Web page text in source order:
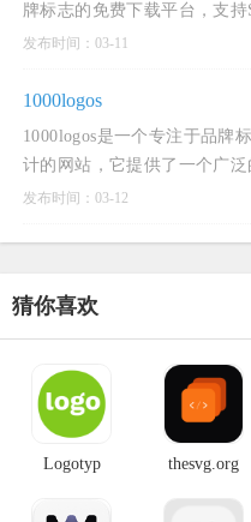
牌标志的免费下载平台，支持
和PNG透明图片格式。该网站
简单的搜索功能快速找到
发布时间：03-11
1000logos
1000logos是一个专注于品牌
计的网站，它提供了一个广泛
收录了来自全球各地的各种标
发布时间：03-12
猜你喜欢
Logotyp thesvg.org